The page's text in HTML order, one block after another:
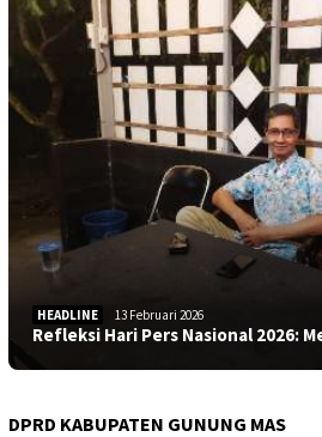
HEADLINE 13 Februari 2026
Refleksi Hari Pers Nasional 2026:
DPRD KABUPATEN GUNUNG MAS